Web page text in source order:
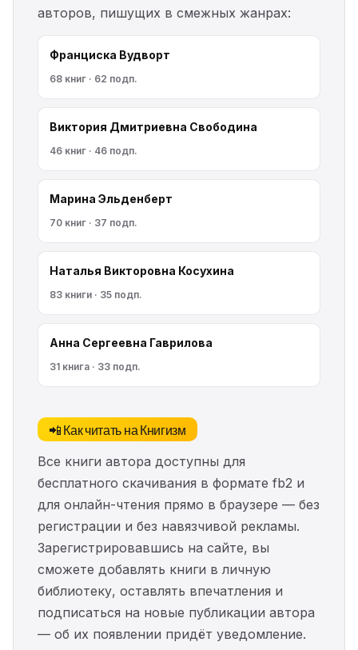
авторов, пишущих в смежных жанрах:
Франциска Вудворт
68 книг · 62 подп.
Виктория Дмитриевна Свободина
46 книг · 46 подп.
Марина Эльденберт
70 книг · 37 подп.
Наталья Викторовна Косухина
83 книги · 35 подп.
Анна Сергеевна Гаврилова
31 книга · 33 подп.
📲 Как читать на Книгизм
Все книги автора доступны для
бесплатного скачивания в формате fb2 и
для онлайн-чтения прямо в браузере — без
регистрации и без навязчивой рекламы.
Зарегистрировавшись на сайте, вы
сможете добавлять книги в личную
библиотеку, оставлять впечатления и
подписаться на новые публикации автора
— об их появлении придёт уведомление.